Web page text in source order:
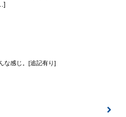
な感じ。[追記有り]